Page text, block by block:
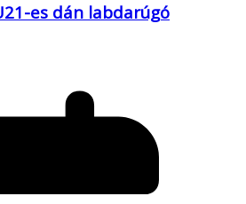
es dán labdarúgó